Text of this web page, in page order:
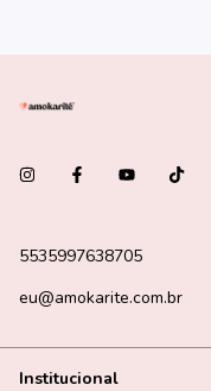
5535997638705
eu@amokarite.com.br
Institucional